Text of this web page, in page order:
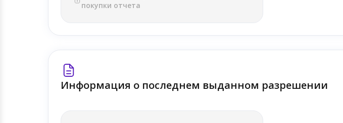
покупки отчета
Информация о последнем выданном разрешении